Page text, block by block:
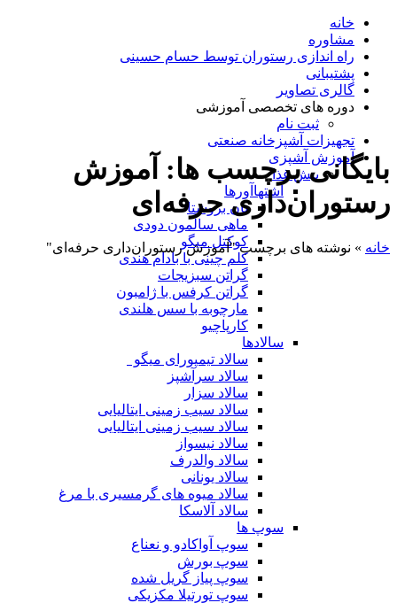
خانه
مشاوره
راه اندازی رستوران توسط حسام حسینی
پشتیبانی
گالری تصاویر
دوره های تخصصی آموزشی
ثبت نام
تجهیزات آشپزخانه صنعتی
آموزش آشپزی
پیش غذا
اشتهاآورها
نان بروشتا
ماهی سالمون دودی
کوکتل میگو
کلم چینی با بادام هندی
گراتن سبزیجات
گراتن کرفس با ژامبون
مارچوبه با سس هلندی
کارپاچیو
سالادها
سالاد تیمپورای میگو
سالاد سرآشپز
سالاد سزار
سالاد سیب زمینی ایتالیایی
سالاد سیب زمینی ایتالیایی
سالاد نیسواز
سالاد والدرف
سالاد یونانی
سالاد میوه های گرمسیری با مرغ
سالاد آلاسکا
سوپ ها
سوپ آواکادو و نعناع
سوپ بورش
سوپ پیاز گریل شده
سوپ تورتیلا مکزیکی
بایگانی برچسب ها: آموزش
رستوران‌داری حرفه‌ای
خانه » نوشته های برچسب "آموزش رستوران‌داری حرفه‌ای"